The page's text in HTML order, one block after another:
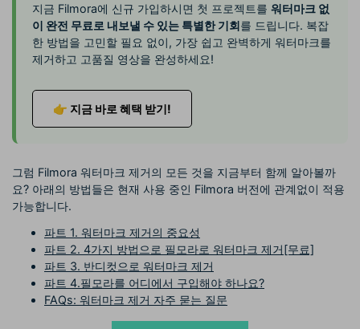
지금 Filmora에 신규 가입하시면 첫 프로젝트를 워터마크 없
이 완전 무료로 내보낼 수 있는 특별한 기회를 드립니다. 복잡
한 방법을 고민할 필요 없이, 가장 쉽고 완벽하게 워터마크를
제거하고 고품질 영상을 완성하세요!
👉 지금 바로 혜택 받기!
그럼 Filmora 워터마크 제거의 모든 것을 지금부터 함께 알아볼까
요? 아래의 방법들은 현재 사용 중인 Filmora 버전에 관계없이 적용
가능합니다.
파트 1. 워터마크 제거의 중요성
파트 2. 4가지 방법으로 필모라로 워터마크 제거[무료]
파트 3. 반디컷으로 워터마크 제거
파트 4.필모라를 어디에서 구입해야 하나요?
FAQs: 워터마크 제거 자주 묻는 질문